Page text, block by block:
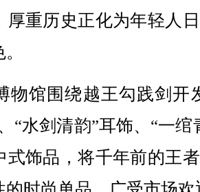
重历史正化为年轻人
馆围绕越王勾践剑开
“水剑清韵”耳饰、“一绾
式饰品，将千年前的王